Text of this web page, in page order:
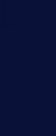
Введите
Нажимая